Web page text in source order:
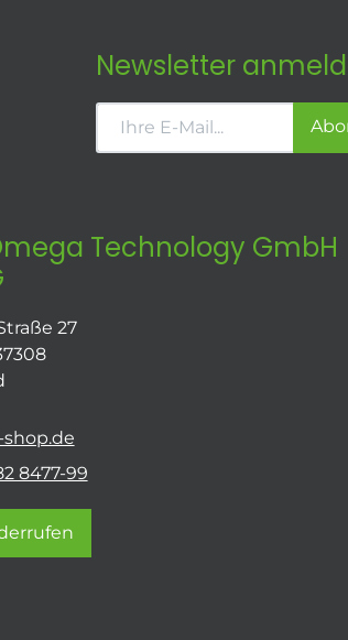
Newsletter
Technology GmbH
27
8477-99